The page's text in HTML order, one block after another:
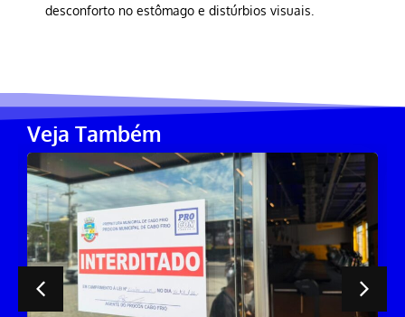
desconforto no estômago e distúrbios visuais.
Veja Também